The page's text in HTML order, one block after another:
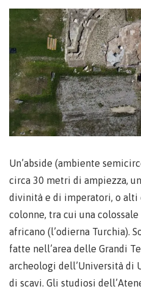
Un’abside (ambiente
circa 30 metri di ampiezza,
divinità e di imperatori, o
colonne, tra cui una
africano (l’odierna Turchia).
fatte nell’area delle Grandi
archeologi dell’Università di
di scavi. Gli studiosi